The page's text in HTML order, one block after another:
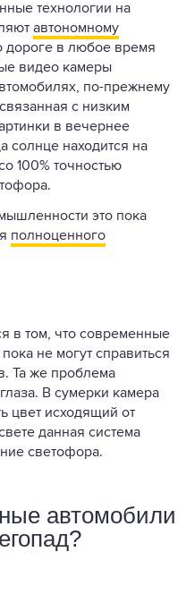
технологии на
автономному
дороге в любое время
видео камеры
по-прежнему
с низким
в вечернее
солнце находится на
100% точностью
это пока
полноценного
в том, что современные
не могут справиться
Та же проблема
В сумерки камера
цвет исходящий от
данная система
светофора.
автомобили